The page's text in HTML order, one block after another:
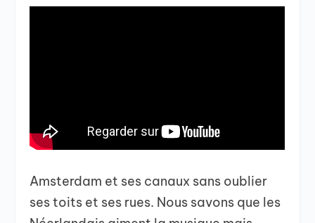
Amsterdam et ses canaux sans oublier
ses toits et ses rues. Nous savons que les